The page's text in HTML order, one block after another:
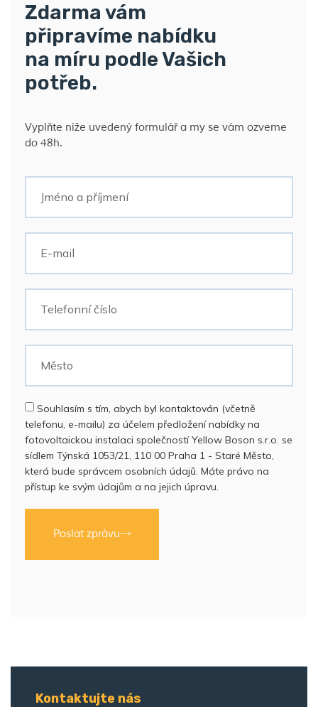
Zdarma vám
připravíme nabídku
na míru podle Vašich
potřeb.
Vyplňte níže uvedený formulář a my se vám ozveme
do 48h.
Souhlasím s tím, abych byl kontaktován (včetně
telefonu, e-mailu) za účelem předložení nabídky na
fotovoltaickou instalaci společností Yellow Boson s.r.o. se
sídlem Týnská 1053/21, 110 00 Praha 1 - Staré Město,
která bude správcem osobních údajů. Máte právo na
přístup ke svým údajům a na jejich úpravu.
Poslat zprávu
Kontaktujte nás